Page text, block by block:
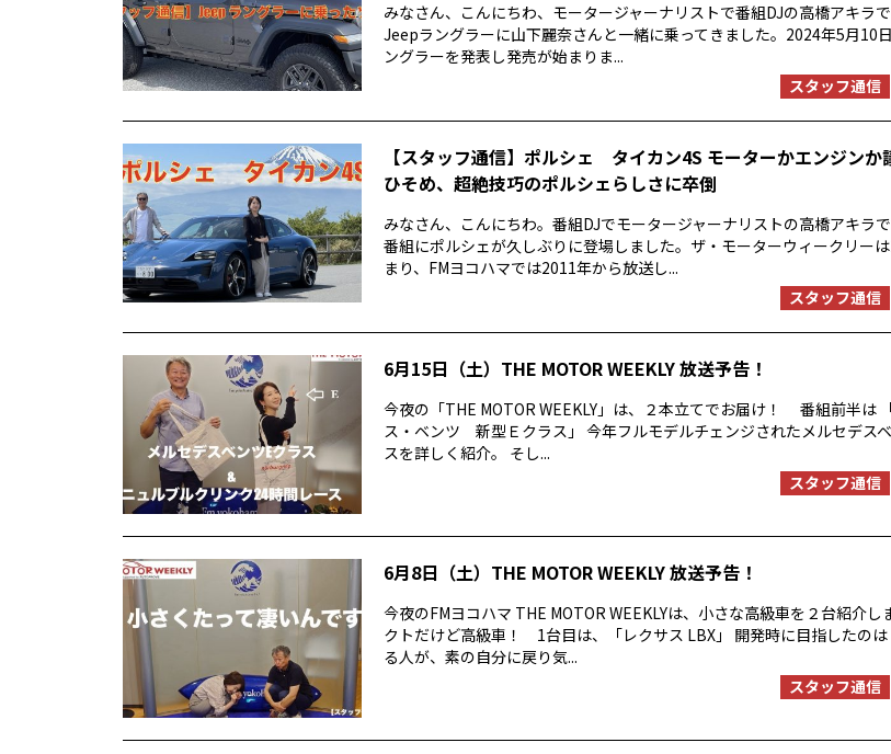
みなさん、こんにちわ、モータージャーナリストで番組DJの高橋アキラ
Jeepラングラーに山下麗奈さんと一緒に乗ってきました。2024年5月10
ングラーを発表し発売が始まりま...
スタッフ通信
【スタッフ通信】ポルシェ タイカン4S モーターかエンジンか
ひそめ、超絶技巧のポルシェらしさに卒倒
みなさん、こんにちわ。番組DJでモータージャーナリストの高橋アキラで
番組にポルシェが久しぶりに登場しました。ザ・モーターウィークリー
まり、FMヨコハマでは2011年から放送し...
スタッフ通信
6月15日（土）THE MOTOR WEEKLY 放送予告！
今夜の「THE MOTOR WEEKLY」は、２本立てでお届け！ 番組前半は
ス・ベンツ 新型Ｅクラス」 今年フルモデルチェンジされたメルセデス
スを詳しく紹介。 そし...
スタッフ通信
6月8日（土）THE MOTOR WEEKLY 放送予告！
今夜のFMヨコハマ THE MOTOR WEEKLYは、小さな高級車を２台紹介し
クトだけど高級車！ 1台目は、「レクサス LBX」 開発時に目指したの
る人が、素の自分に戻り気...
スタッフ通信